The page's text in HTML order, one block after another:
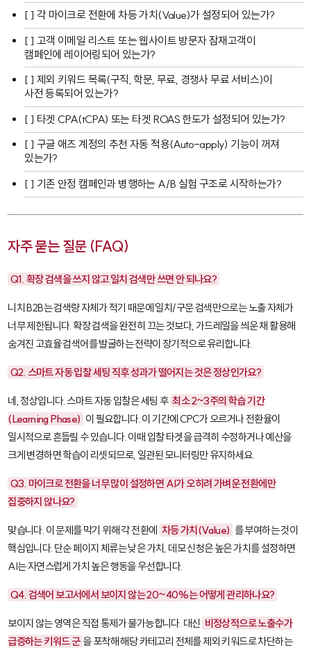
[ ] 각 마이크로 전환에 차등 가치(Value)가 설정되어 있는가?
[ ] 고객 이메일 리스트 또는 웹사이트 방문자 잠재고객이
캠페인에 레이어링되어 있는가?
[ ] 제외 키워드 목록(구직, 학문, 무료, 경쟁사 무료 서비스)이
사전 등록되어 있는가?
[ ] 타겟 CPA(tCPA) 또는 타겟 ROAS 한도가 설정되어 있는가?
[ ] 구글 애즈 계정의 추천 자동 적용(Auto-apply) 기능이 꺼져
있는가?
[ ] 기존 안정 캠페인과 병행하는 A/B 실험 구조로 시작하는가?
자주 묻는 질문 (FAQ)
Q1. 확장 검색을 쓰지 않고 일치 검색만 쓰면 안 되나요?
니치 B2B는 검색량 자체가 적기 때문에 일치/구문 검색만으로는 노출 자체가
너무 제한됩니다. 확장 검색을 완전히 끄는 것보다, 가드레일을 씌운 채 활용해
숨겨진 고효율 검색어를 발굴하는 전략이 장기적으로 유리합니다.
Q2. 스마트 자동 입찰 세팅 직후 성과가 떨어지는 것은 정상인가요?
네, 정상입니다. 스마트 자동 입찰은 세팅 후 최소 2~3주의 학습 기간
(Learning Phase) 이 필요합니다. 이 기간에 CPC가 오르거나 전환율이
일시적으로 흔들릴 수 있습니다. 이때 입찰 타겟을 급격히 수정하거나 예산을
크게 변경하면 학습이 리셋되므로, 일관된 모니터링만 유지하세요.
Q3. 마이크로 전환을 너무 많이 설정하면 AI가 오히려 가벼운 전환에만
집중하지 않나요?
맞습니다. 이 문제를 막기 위해 각 전환에 차등 가치(Value) 를 부여하는 것이
핵심입니다. 단순 페이지 체류는 낮은 가치, 데모 신청은 높은 가치를 설정하면
AI는 자연스럽게 가치 높은 행동을 우선합니다.
Q4. 검색어 보고서에서 보이지 않는 20~40%는 어떻게 관리하나요?
보이지 않는 영역은 직접 통제가 불가능합니다. 대신 비정상적으로 노출수가
급증하는 키워드 군 을 포착해 해당 카테고리 전체를 제외 키워드로 차단하는